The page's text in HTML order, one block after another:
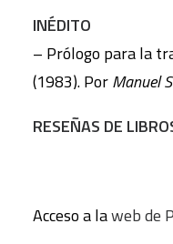
INÉDITO
– Prólogo para la
(1983). PorManuel
RESEÑAS DE
Acceso a laweb de